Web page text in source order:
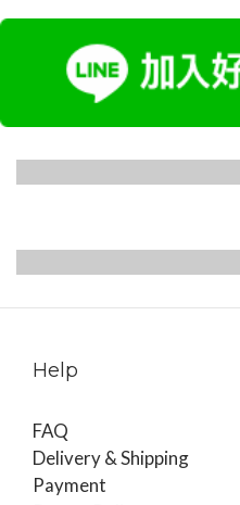
主題一: 胸腰筋膜
主題四: 身體閱讀
與骨盆帶
2024/11/16-17
Help
FAQ
Delivery & Shipping
Payment